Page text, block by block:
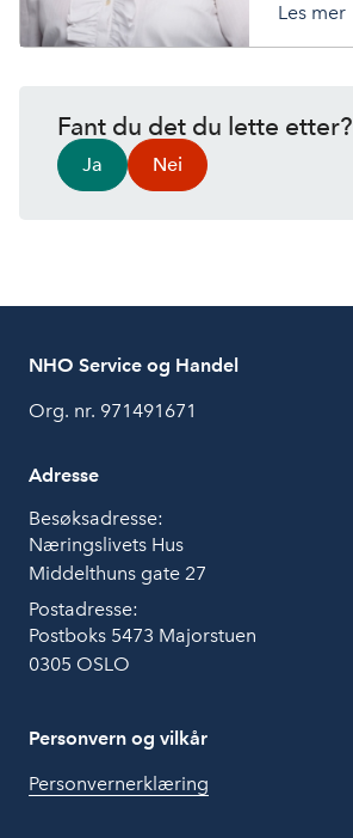
Les mer
Fant du det du lette etter?
Ja Nei
NHO Service og Handel
Org. nr. 971491671
Adresse
Besøksadresse:
Næringslivets Hus
Middelthuns gate 27
Postadresse:
Postboks 5473 Majorstuen
0305 OSLO
Personvern og vilkår
Personvernerklæring